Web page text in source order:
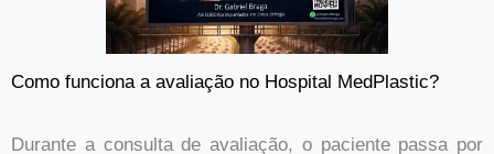
Como funciona a avaliação no Hospital MedPlastic?
Durante a consulta de avaliação, o paciente passa por